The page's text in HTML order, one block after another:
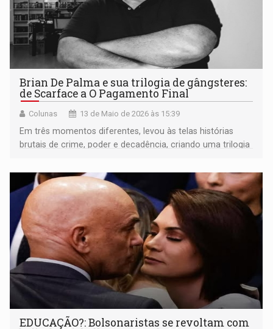
Brian De Palma e sua trilogia de gângsteres:
de Scarface a O Pagamento Final
Colunas 13 de Maio de 2026 às 15:39
Em três momentos diferentes, levou às telas histórias
brutais de crime, poder e decadência, criando uma trilogia
como eixo central em duas delas
EDUCAÇÃO?: Bolsonaristas se revoltam com